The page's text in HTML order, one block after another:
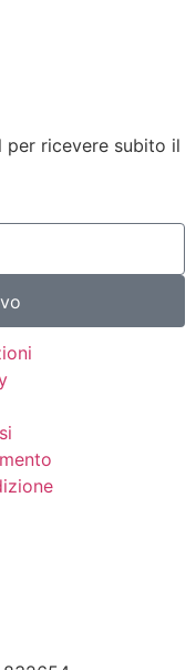
per ricevere subito il